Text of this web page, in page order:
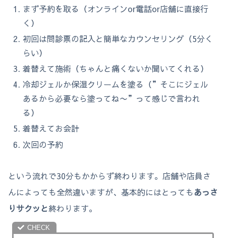
まず予約を取る（オンラインor電話or店舗に直接行
く）
初回は問診票の記入と簡単なカウンセリング（5分く
らい）
着替えて施術（ちゃんと痛くないか聞いてくれる）
冷却ジェルか保湿クリームを塗る（”そこにジェル
あるから必要なら塗ってね〜”って感じで言われ
る）
着替えてお会計
次回の予約
という流れで30分もかからず終わります。店舗や店員さ
んによっても全然違いますが、基本的にはとってもあっさ
りサクッと終わります。